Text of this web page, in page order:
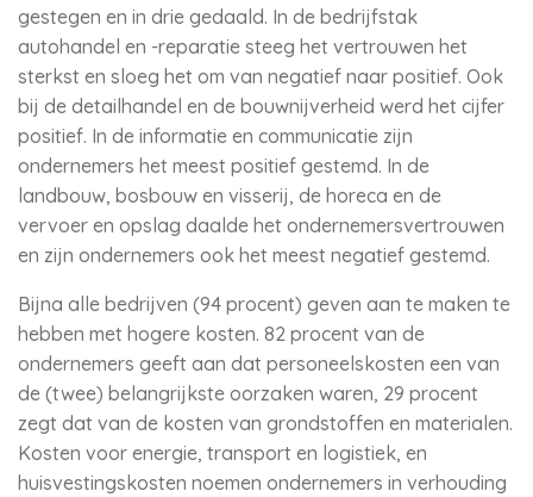
gestegen en in drie gedaald. In de bedrijfstak
autohandel en -reparatie steeg het vertrouwen het
sterkst en sloeg het om van negatief naar positief. Ook
bij de detailhandel en de bouwnijverheid werd het cijfer
positief. In de informatie en communicatie zijn
ondernemers het meest positief gestemd. In de
landbouw, bosbouw en visserij, de horeca en de
vervoer en opslag daalde het ondernemersvertrouwen
en zijn ondernemers ook het meest negatief gestemd.
Bijna alle bedrijven (94 procent) geven aan te maken te
hebben met hogere kosten. 82 procent van de
ondernemers geeft aan dat personeelskosten een van
de (twee) belangrijkste oorzaken waren, 29 procent
zegt dat van de kosten van grondstoffen en materialen.
Kosten voor energie, transport en logistiek, en
huisvestingskosten noemen ondernemers in verhouding